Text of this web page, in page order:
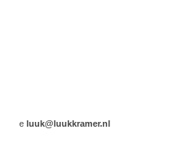
e luuk@luukkramer.nl